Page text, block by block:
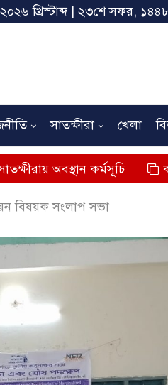
খ্রিস্টাব্দ | ২৩শে সফর,
সাতক্ষীরা খেলা
কর্মসূচি কালিগঞ্জে
বিষয়ক সংলাপ সভা